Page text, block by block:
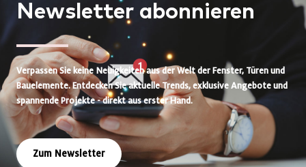
Newsletter abonnieren
Verpassen Sie keine Neuigkeiten aus der Welt der Fenster, Türen und
Bauelemente. Entdecken Sie aktuelle Trends, exklusive Angebote und
spannende Projekte - direkt aus erster Hand.
Zum Newsletter